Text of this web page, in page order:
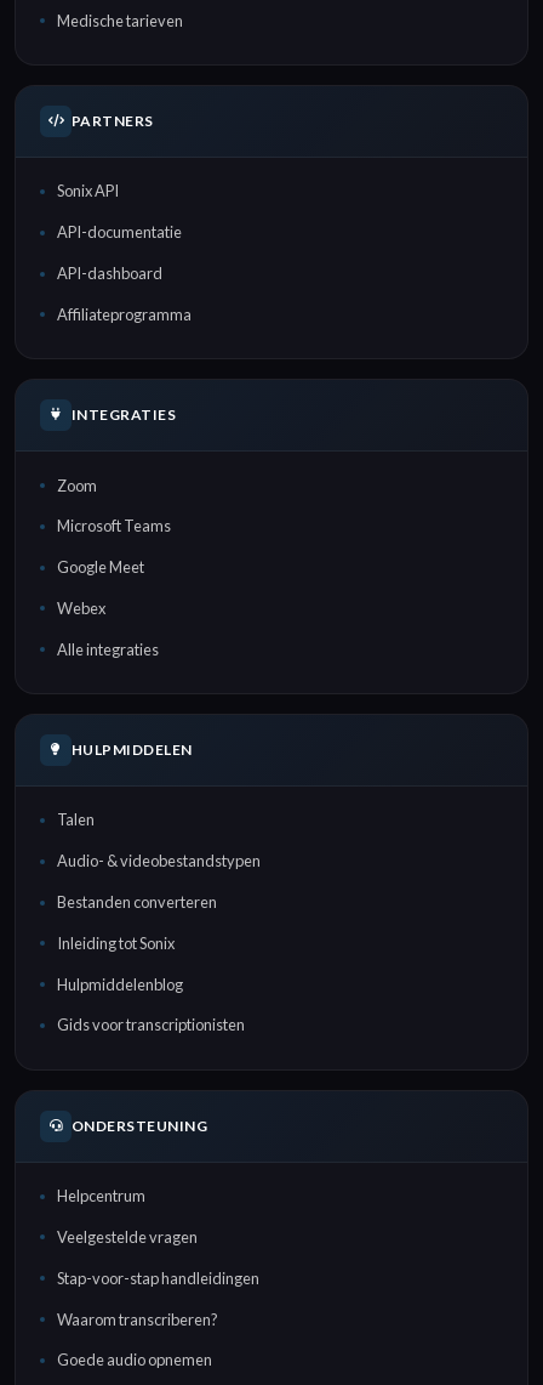
Medische tarieven
PARTNERS
Sonix API
API-documentatie
API-dashboard
Affiliateprogramma
INTEGRATIES
Zoom
Microsoft Teams
Google Meet
Webex
Alle integraties
HULPMIDDELEN
Talen
Audio- & videobestandstypen
Bestanden converteren
Inleiding tot Sonix
Hulpmiddelenblog
Gids voor transcriptionisten
ONDERSTEUNING
Helpcentrum
Veelgestelde vragen
Stap-voor-stap handleidingen
Waarom transcriberen?
Goede audio opnemen